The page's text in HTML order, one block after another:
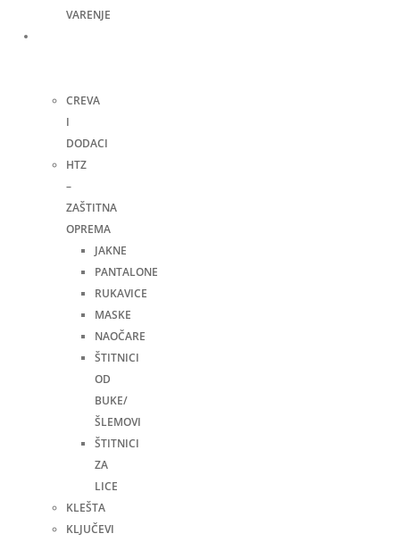
VARENJE
CREVA
I
DODACI
HTZ
–
ZAŠTITNA
OPREMA
JAKNE
PANTALONE
RUKAVICE
MASKE
NAOČARE
ŠTITNICI
OD
BUKE/
ŠLEMOVI
ŠTITNICI
ZA
LICE
KLEŠTA
KLJUČEVI